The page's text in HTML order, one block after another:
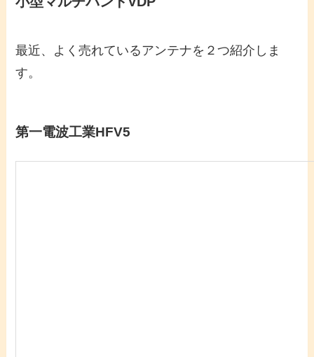
最近、よく売れているアンテナを２つ紹介しま
す。
第一電波工業HFV5